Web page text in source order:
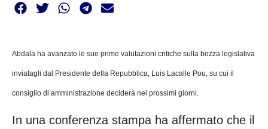
Abdala ha avanzato le sue prime valutazioni critiche sulla bozza legislativa
inviatagli dal Presidente della Repubblica, Luis Lacalle Pou, su cui il
consiglio di amministrazione deciderà nei prossimi giorni.
In una conferenza stampa ha affermato che il